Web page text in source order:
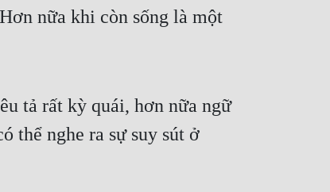
nữa khi còn sống là một
tả rất kỳ quái, hơn nữa ngữ
thể nghe ra sự suy sút ở